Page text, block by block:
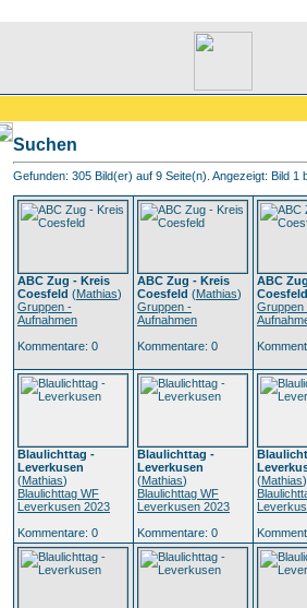
Suchen
Gefunden: 305 Bild(er) auf 9 Seite(n). Angezeigt: Bild 1
ABC Zug - Kreis
Coesfeld (Mathias)
Gruppen -
Aufnahmen
Kommentare: 0
ABC Zug - Kreis
Coesfeld (Mathias)
Gruppen -
Aufnahmen
Kommentare: 0
ABC
Coesfeld
Gruppen
Blaulichttag -
Leverkusen
(Mathias)
Blaulichttag WF
Leverkusen 2023
Kommentare: 0
Blaulichttag -
Leverkusen
(Mathias)
Blaulichttag WF
Leverkusen 2023
Kommentare: 0
(Mathias)